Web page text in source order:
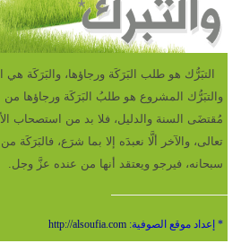
التبَرُّك هو طلب البَرَكَة ورجاؤها، والبَرَكَة هي
والتبَرُّك المشروع هو طلبُ البَرَكَة ورجاؤها
مُقتضَى السنة والدليل، فلا بد من استصحاب
تعالى، والآخر ألَّا نعبدَه إلا بما شرَع، فالبَرَكَة
سبحانه، فيرجو ويعتقد أنها من عنده عزَّ وجل.
* إعداد موقع الصوفية: http://alsoufia.com